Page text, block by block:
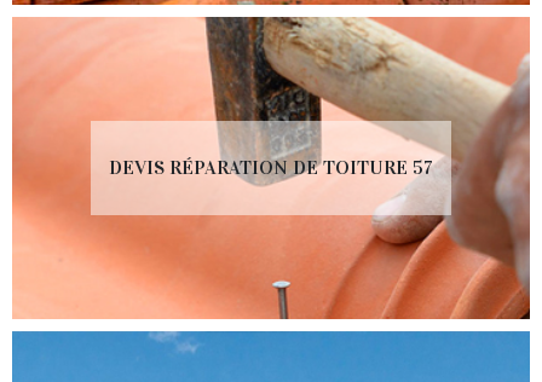
DEVIS RÉPARATION DE TOITURE 57